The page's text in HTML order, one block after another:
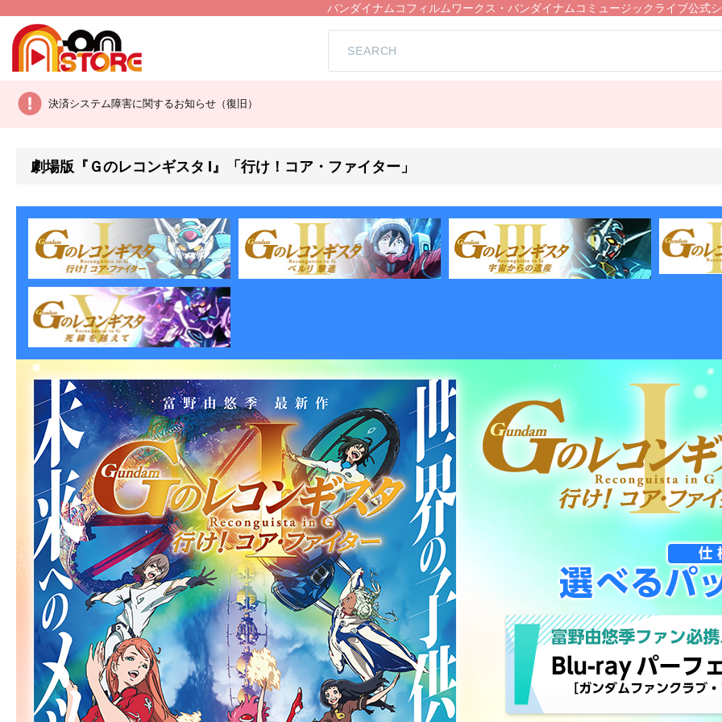
バンダイナムコフィルムワークス・バンダイナムコミュージックライブ公式
決済システム障害に関するお知らせ（復旧）
劇場版『Ｇのレコンギスタ Ⅰ』「行け！コア・ファイター」